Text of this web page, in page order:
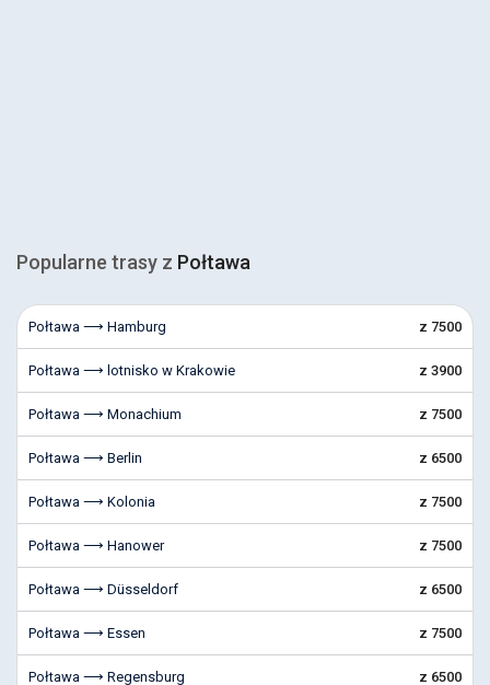
Popularne trasy z Połtawa
Połtawa ⟶ Hamburg z 7500
Połtawa ⟶ lotnisko w Krakowie z 3900
Połtawa ⟶ Monachium z 7500
Połtawa ⟶ Berlin z 6500
Połtawa ⟶ Kolonia z 7500
Połtawa ⟶ Hanower z 7500
Połtawa ⟶ Düsseldorf z 6500
Połtawa ⟶ Essen z 7500
Połtawa ⟶ Regensburg z 6500